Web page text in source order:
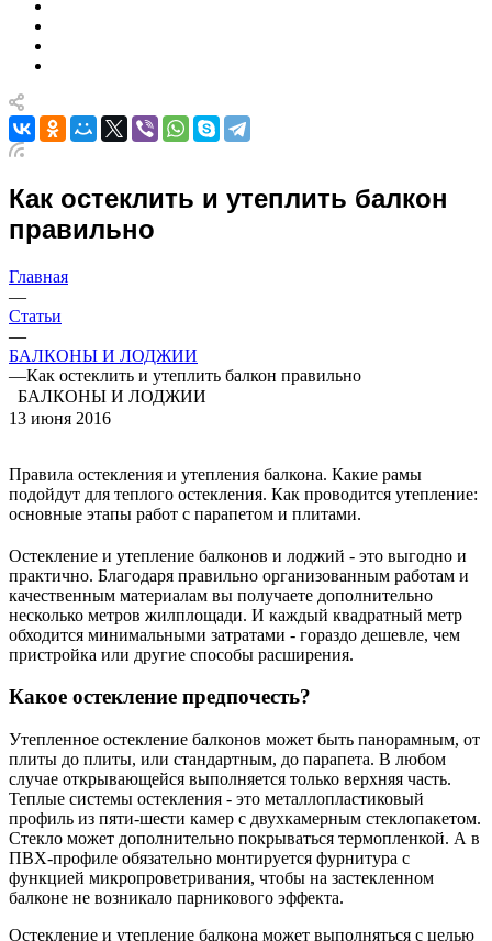
Как остеклить и утеплить балкон
правильно
Главная
—
Статьи
—
БАЛКОНЫ И ЛОДЖИИ
—Как остеклить и утеплить балкон правильно
БАЛКОНЫ И ЛОДЖИИ
13 июня 2016
Правила остекления и утепления балкона. Какие рамы
подойдут для теплого остекления. Как проводится утепление:
основные этапы работ с парапетом и плитами.
Остекление и утепление балконов и лоджий - это выгодно и
практично. Благодаря правильно организованным работам и
качественным материалам вы получаете дополнительно
несколько метров жилплощади. И каждый квадратный метр
обходится минимальными затратами - гораздо дешевле, чем
пристройка или другие способы расширения.
Какое остекление предпочесть?
Утепленное остекление балконов может быть панорамным, от
плиты до плиты, или стандартным, до парапета. В любом
случае открывающейся выполняется только верхняя часть.
Теплые системы остекления - это металлопластиковый
профиль из пяти-шести камер с двухкамерным стеклопакетом.
Стекло может дополнительно покрываться термопленкой. А в
ПВХ-профиле обязательно монтируется фурнитура с
функцией микропроветривания, чтобы на застекленном
балконе не возникало парникового эффекта.
Остекление и утепление балкона может выполняться с целью